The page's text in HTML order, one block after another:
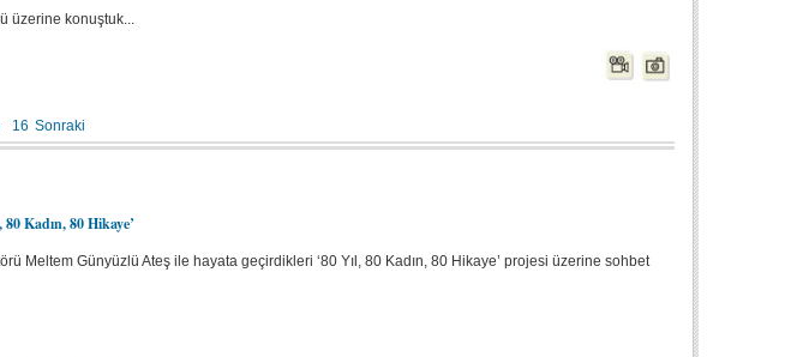
üzerine konuştuk...
16 Sonraki
Kadın, 80 Hikaye’
Meltem Günyüzlü Ateş ile hayata geçirdikleri ‘80 Yıl, 80 Kadın, 80 Hikaye’ projesi üzerine sohbet